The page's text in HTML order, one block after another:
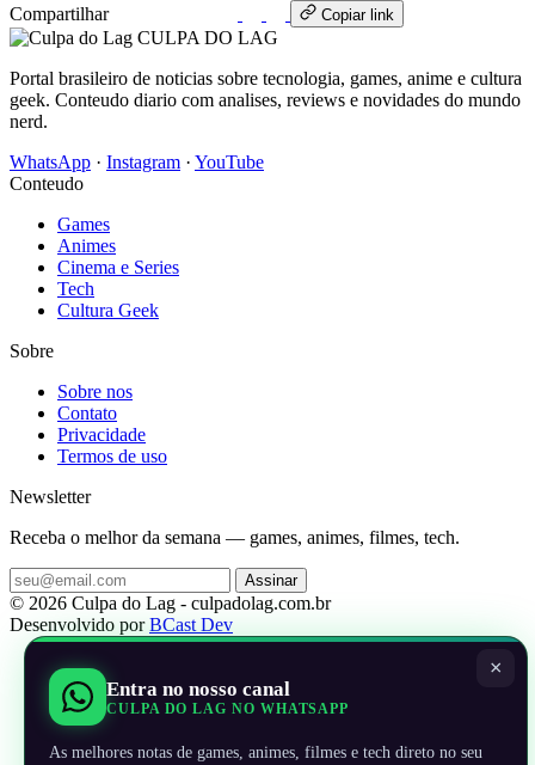
Compartilhar
Copiar link
CULPA DO LAG
Portal brasileiro de noticias sobre tecnologia, games, anime e cultura
geek. Conteudo diario com analises, reviews e novidades do mundo
nerd.
WhatsApp · Instagram · YouTube
Conteudo
Games
Animes
Cinema e Series
Tech
Cultura Geek
Sobre
Sobre nos
Contato
Privacidade
Termos de uso
Newsletter
Receba o melhor da semana — games, animes, filmes, tech.
Assinar
© 2026 Culpa do Lag - culpadolag.com.br
Desenvolvido porBCast Dev
×
Entra no nosso canal
CULPA DO LAG NO WHATSAPP
As melhores notas de games, animes, filmes e tech direto no seu